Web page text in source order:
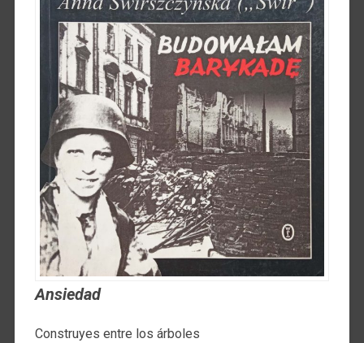
Ansiedad
Construyes entre los árboles